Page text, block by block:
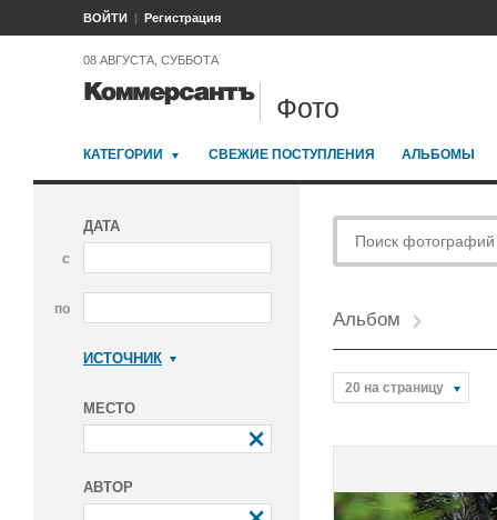
ВОЙТИ Регистрация
08 АВГУСТА, СУББОТА
Фото
КАТЕГОРИИ СВЕЖИЕ ПОСТУПЛЕНИЯ АЛЬБОМЫ
ДАТА
с
по
ИСТОЧНИК
МЕСТО
АВТОР
Альбом
20 на страницу